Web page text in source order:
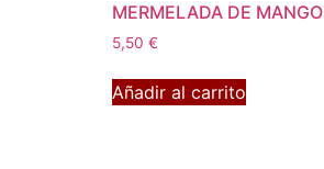
MERMELADA DE MANGO
5,50 €
Añadir al carrito